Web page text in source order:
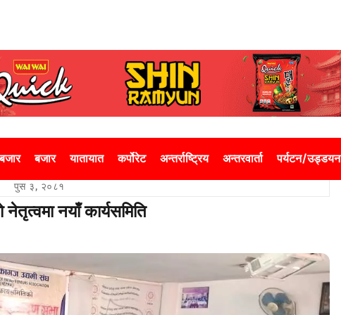
बजार यातायात कर्पोरेट अन्तर्राष्ट्रिय अन्तरवार्ता पर्यटन/उड्डयन
पुस ३, २०८१
नयाँ कार्यसमिति